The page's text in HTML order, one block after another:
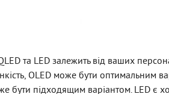
та LED залежить від ваших
OLED може бути оптимальним
бути підходящим варіантом. LED є